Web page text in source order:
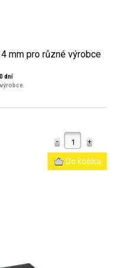
mm pro různé výrobce
dní